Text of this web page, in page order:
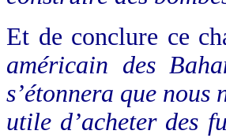
Et de conclure ce
américain des
s’étonnera que
utile d’acheter des